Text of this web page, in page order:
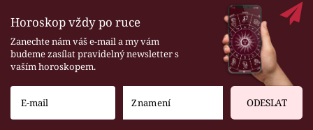
Horoskop vždy po ruce
Zanechte nám váš e-mail a my vám
budeme zasílat pravidelný newsletter s
vaším horoskopem.
ODESLAT